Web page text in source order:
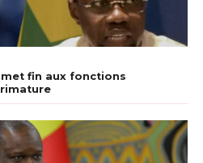
met fin aux fonctions